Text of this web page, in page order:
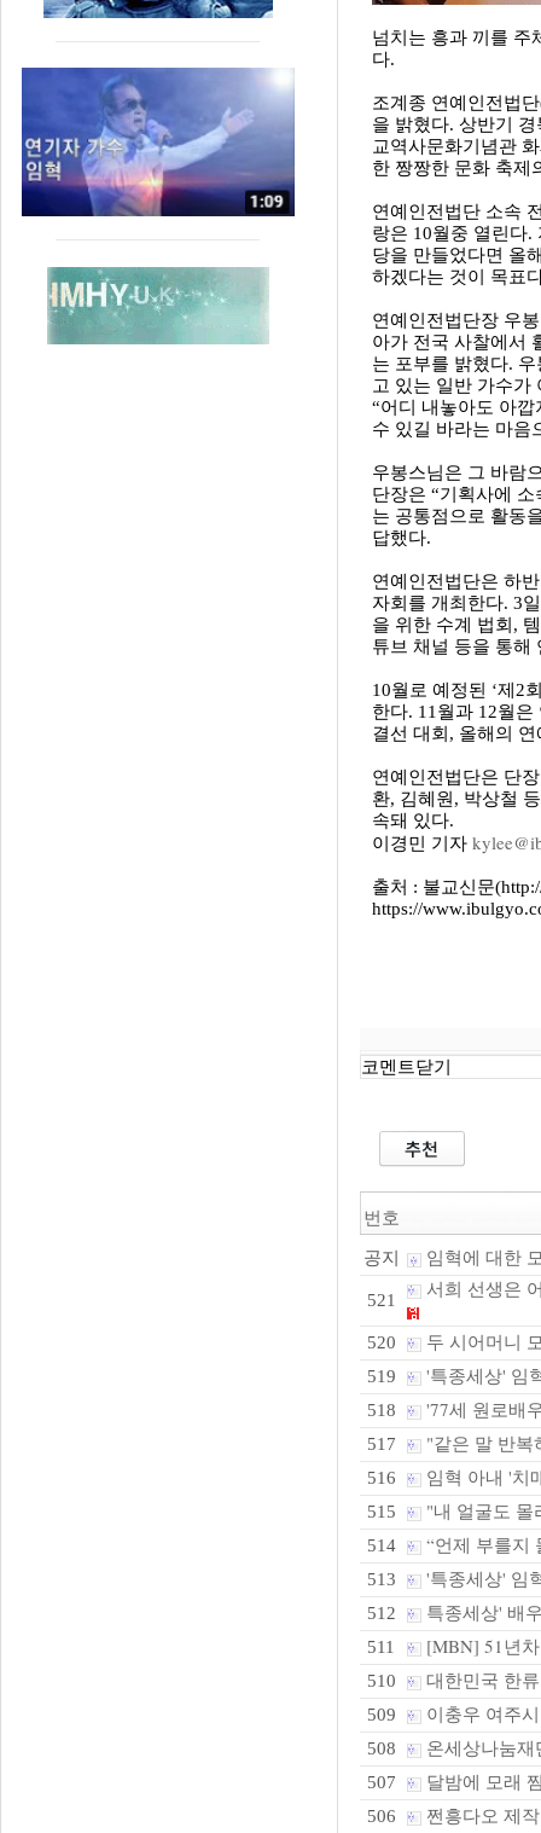
넘치는 흥과 끼를 주
다.
조계종 연예인전법
을 밝혔다. 상반기
교역사문화기념관
한 짱짱한 문화 축제
연예인전법단 소속
랑은 10월중 열린다.
당을 만들었다면 올
하겠다는 것이 목표
연예인전법단장 우
아가 전국 사찰에서
는 포부를 밝혔다.
고 있는 일반 가수가
“어디 내놓아도 아
수 있길 바라는 마음
우봉스님은 그 바람
단장은 “기획사에
는 공통점으로 활동
답했다.
연예인전법단은 하
자회를 개최한다. 3
을 위한 수계 법회,
튜브 채널 등을 통해
10월로 예정된 ‘제2
한다. 11월과 12월
결선 대회, 올해의
연예인전법단은 단
환, 김혜원, 박상철
속돼 있다.
이경민 기자
출처 : 불교신문
https://
코멘트닫기
번호
공지 임혁에 대한
521 서희 선생은
520 두 시어머니
519 '특종세상' 임
518 '77세 원로배
517 "같은 말 반복
516 임혁 아내 '치
515 "내 얼굴도 몰
514 “언제 부를지
513 '특종세상' 임
512 특종세상' 배
511 [MBN] 51년
510 대한민국 한
509 이충우 여주
508 온세상나눔
507 달밤에 모래
506 쩐흥다오 제